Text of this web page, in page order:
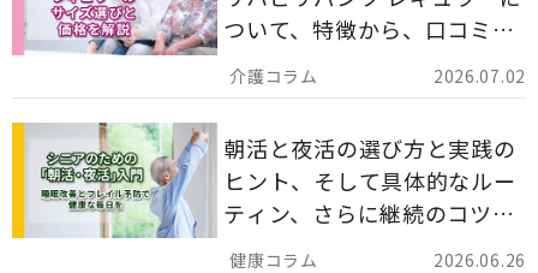
2026.07.02
ついて、特徴から、口コミ、
災害備蓄としての活用法まで
分かりやすく解説します。
2026.06.26
朝活と夜活の選び方と実践の
ヒント、そして具体的なルー
ティン、さらに継続のコツま
でを詳しくご紹介します。